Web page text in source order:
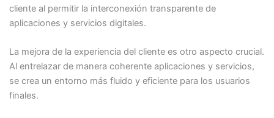
cliente al permitir la interconexión transparente de
aplicaciones y servicios digitales.
La mejora de la experiencia del cliente es otro aspecto crucial.
Al entrelazar de manera coherente aplicaciones y servicios,
se crea un entorno más fluido y eficiente para los usuarios
finales.